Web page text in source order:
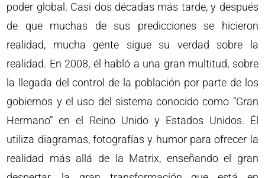
poder global. Casi dos décadas más tarde, y después
de que muchas de sus predicciones se hicieron
realidad, mucha gente sigue su verdad sobre la
realidad. En 2008, él habló a una gran multitud, sobre
la llegada del control de la población por parte de los
gobiernos y el uso del sistema conocido como “Gran
Hermano” en el Reino Unido y Estados Unidos. Él
utiliza diagramas, fotografías y humor para ofrecer la
realidad más allá de la Matrix, enseñando el gran